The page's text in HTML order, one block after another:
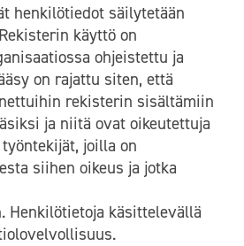
henkilötiedot säilytetään
käyttö on
ohjeistettu ja
on rajattu siten, että
rekisterin sisältämiin
ja niitä ovat oikeutettuja
joilla on
siihen oikeus ja jotka
Henkilötietoja käsittelevällä